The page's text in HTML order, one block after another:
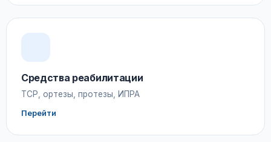
Средства реабилитации
ТСР, ортезы, протезы, ИПРА
Перейти